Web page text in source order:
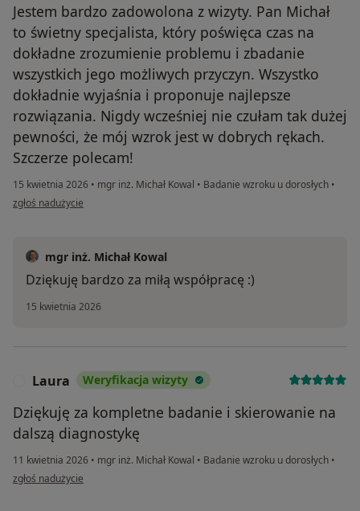
Jestem bardzo zadowolona z wizyty. Pan Michał
to świetny specjalista, który poświęca czas na
dokładne zrozumienie problemu i zbadanie
wszystkich jego możliwych przyczyn. Wszystko
dokładnie wyjaśnia i proponuje najlepsze
rozwiązania. Nigdy wcześniej nie czułam tak dużej
pewności, że mój wzrok jest w dobrych rękach.
Szczerze polecam!
15 kwietnia 2026 • mgr inż. Michał Kowal • Badanie wzroku u dorosłych •
w opinii użytkownika Jolanta
zgłoś nadużycie
mgr inż. Michał Kowal
Dziękuję bardzo za miłą współpracę :)
15 kwietnia 2026
Laura Weryfikacja wizyty
Dziękuję za kompletne badanie i skierowanie na
dalszą diagnostykę
11 kwietnia 2026 • mgr inż. Michał Kowal • Badanie wzroku u dorosłych •
w opinii użytkownika Laura
zgłoś nadużycie